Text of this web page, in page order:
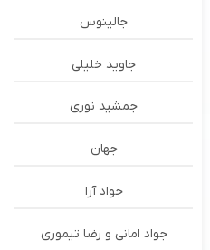
جالینوس
جاوید خلیلی
جمشید نوری
جهان
جواد آرا
جواد امانی و رضا تیموری